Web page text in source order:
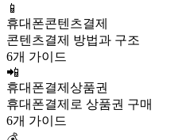
📱
휴대폰콘텐츠결제
콘텐츠결제 방법과 구조
6개 가이드
📲
휴대폰결제상품권
휴대폰결제로 상품권 구매
6개 가이드